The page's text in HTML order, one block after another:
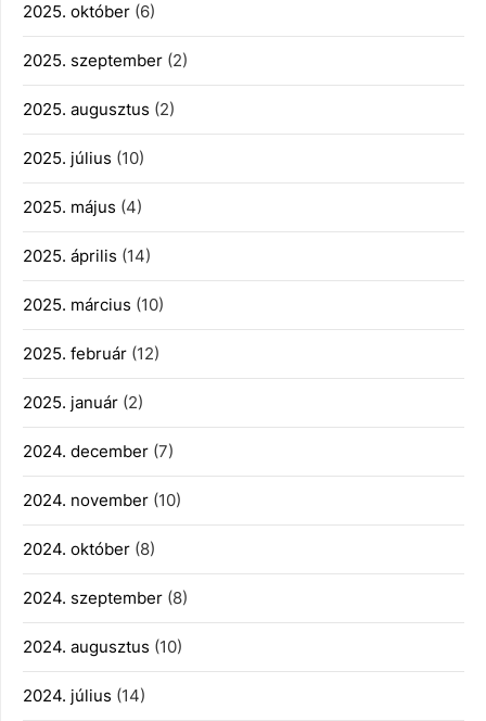
2025. október (6)
2025. szeptember (2)
2025. augusztus (2)
2025. július (10)
2025. május (4)
2025. április (14)
2025. március (10)
2025. február (12)
2025. január (2)
2024. december (7)
2024. november (10)
2024. október (8)
2024. szeptember (8)
2024. augusztus (10)
2024. július (14)